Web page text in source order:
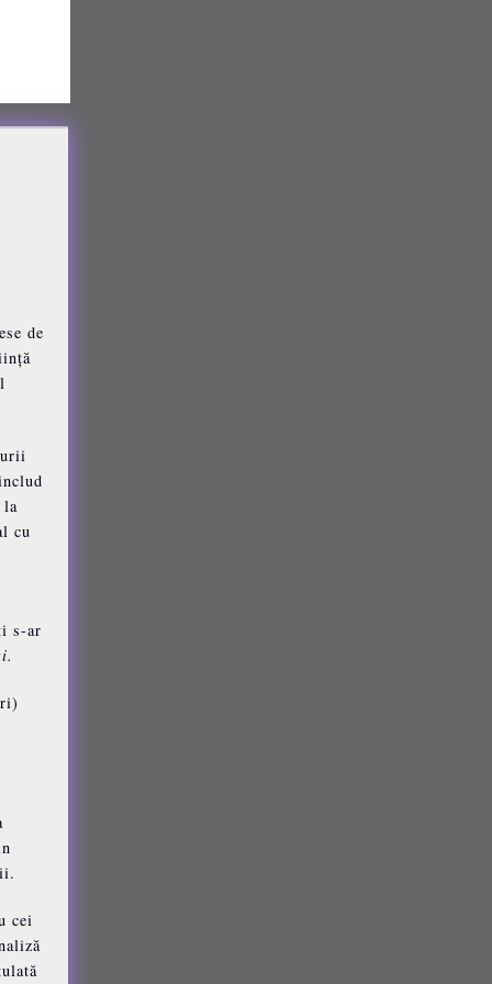
de
la
cu
s-ar
cei